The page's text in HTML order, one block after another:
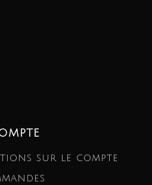
sur le compte